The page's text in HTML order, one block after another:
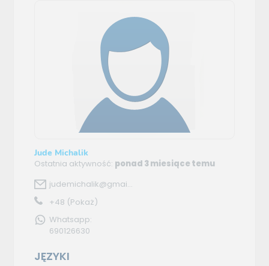
Jude Michalik
Ostatnia aktywność: ponad 3 miesiące temu
judemichalik@gmai...
+48 (Pokaż)
Whatsapp:
690126630
JĘZYKI